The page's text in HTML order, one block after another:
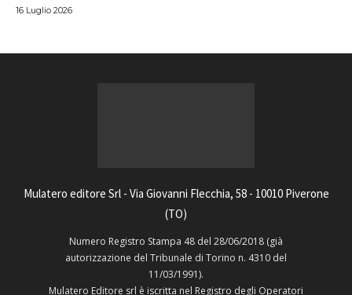
16 Luglio 2026
Mulatero editore Srl - Via Giovanni Flecchia, 58 - 10010 Piverone
(TO)
Numero Registro Stampa 48 del 28/06/2018 (già
autorizzazione del Tribunale di Torino n. 4310 del
11/03/1991).
Mulatero Editore srl è iscritta nel Registro degli Operatori